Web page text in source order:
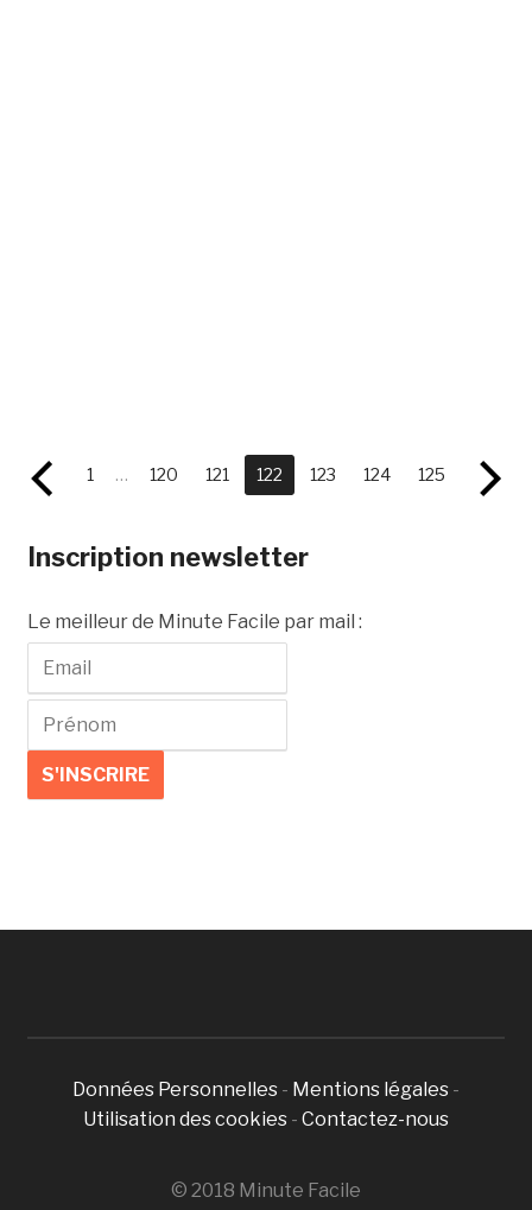
1 … 120 121 122 123 124 125
Inscription newsletter
Le meilleur de Minute Facile par mail :
Données Personnelles - Mentions légales -
Utilisation des cookies - Contactez-nous
© 2018 Minute Facile